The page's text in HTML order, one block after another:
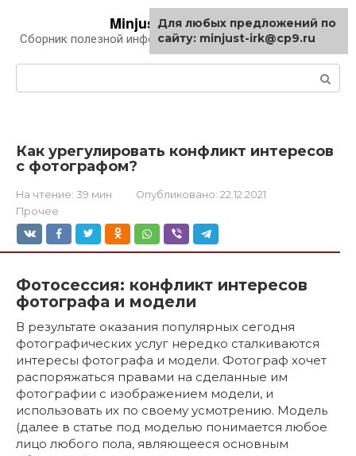
контенту
Minjust-irk.ru
Сборник полезной информации про автомобили
Как урегулировать конфликт интересов
с фотографом?
На чтение: 39 мин Опубликовано: 22.12.2021
Прочее
Фотосессия: конфликт интересов
фотографа и модели
В результате оказания популярных сегодня
фотографических услуг нередко сталкиваются
интересы фотографа и модели. Фотограф хочет
распоряжаться правами на сделанные им
фотографии с изображением модели, и
использовать их по своему усмотрению. Модель
(далее в статье под моделью понимается любое
лицо любого пола, являющееся основным
Для любых предложений по
сайту: minjust-irk@cp9.ru